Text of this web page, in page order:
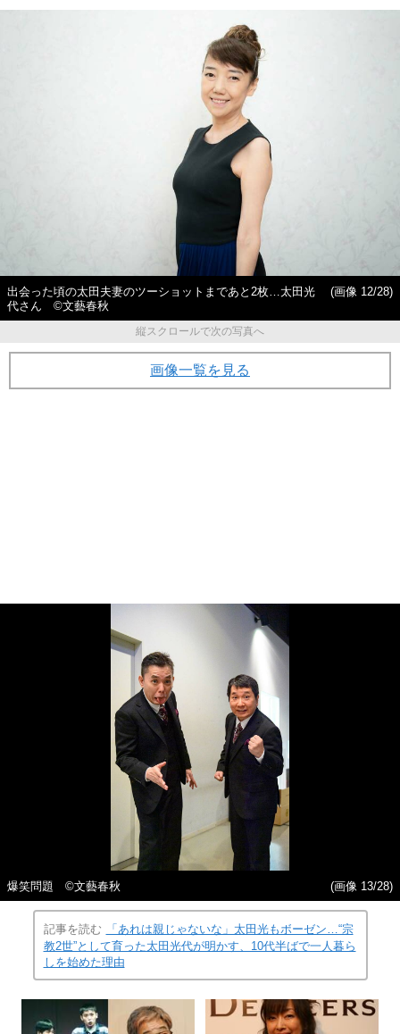
出会った頃の太田夫妻のツーショットまであと2枚…太田光
代さん ©文藝春秋
(画像 12/28)
縦スクロールで次の写真へ
画像一覧を見る
爆笑問題 ©文藝春秋 (画像 13/28)
記事を読む
「あれは親じゃないな」太田光もボーゼン…“宗
教2世”として育った太田光代が明かす、10代半ばで一人暮ら
しを始めた理由